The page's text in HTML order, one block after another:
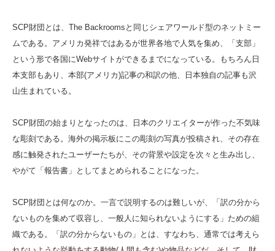
SCP財団とは、The Backroomsと同じシェアワールド型のネットミー
ムである。アメリカ発祥ではあるが世界各地で人気を集め、「支部」
という形で各国にWebサイトができるまでになっている。もちろん日
本支部もあり、本部(アメリカ)記事の和訳の他、日本独自の記事も沢
山生まれている。
SCP財団の始まりとなったのは、日本のクリエイターが作った不気味
な彫刻である。海外の掲示板にこの彫刻の写真が投稿され、その存在
感に触発されたユーザーたちが、その背景や設定を次々と生み出し、
やがて「報告書」としてまとめられることになった。
SCP財団とは何なのか。一言で説明するのは難しいが、「訳の分から
ないものを集めて収容し、一般人に知られないようにする」ための組
織である。「訳の分からないもの」とは、すなわち、通常では考えら